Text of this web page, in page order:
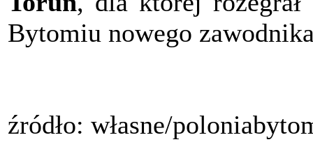
Bytomiu nowego
źródło: własne/